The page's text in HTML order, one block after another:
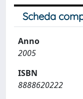
Scheda
Anno
2005
ISBN
8888620222